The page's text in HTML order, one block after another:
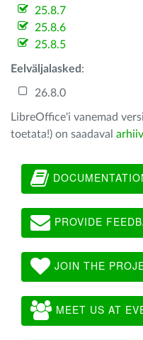
25.8.7
25.8.6
25.8.5
Eelväljalasked :
26.8.0
LibreOffice'i vanemad
toetata!) on saadaval
PROVIDE
JOIN THE
MEET US AT